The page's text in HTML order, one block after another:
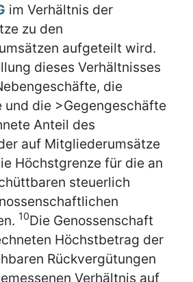
im Verhältnis der
zu den
aufgeteilt wird.
dieses Verhältnisses
die
die >Gegengeschäfte
Anteil des
auf Mitgliederumsätze
Höchstgrenze für die an
steuerlich
10Die Genossenschaft
Höchstbetrag der
Rückvergütungen
Verhältnis auf